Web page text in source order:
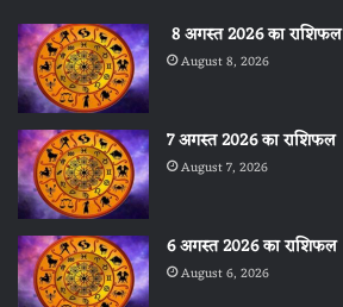
8 अगस्त 2026 का राशिफल
August 8, 2026
7 अगस्त 2026 का राशिफल
August 7, 2026
6 अगस्त 2026 का राशिफल
August 6, 2026